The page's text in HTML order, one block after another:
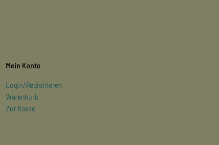
Mein Konto
Login/Registrieren
Warenkorb
Zur Kasse